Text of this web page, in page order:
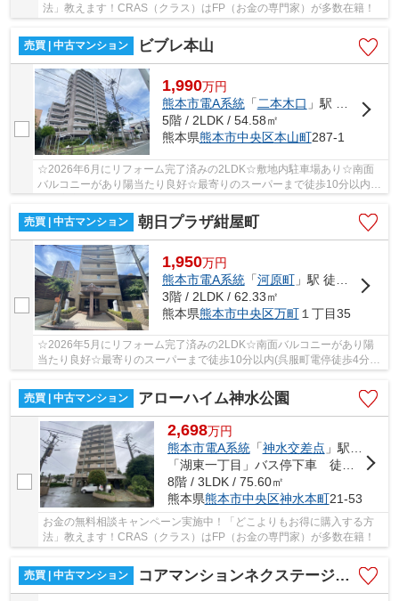
法」教えます！CRAS（クラス）はFP（お金の専門家）が多数在籍！
売買 | 中古マンション ビブレ本山
1,990万円
熊本市電A系統「二本木口 」駅 徒歩16分
5階 / 2LDK / 54.58㎡
熊本県熊本市中央区本山町287-1
☆2026年6月にリフォーム完了済みの2LDK☆敷地内駐車場あり☆南面
バルコニーがあり陽当たり良好☆最寄りのスーパーまで徒歩10分以内☆
売買 | 中古マンション
朝日プラザ紺屋町
1,950万円
熊本市電A系統「河原町」駅 徒歩4分
3階 / 2LDK / 62.33㎡
熊本県熊本市中央区万町１丁目35
☆2026年5月にリフォーム完了済みの2LDK☆南面バルコニーがあり陽
当たり良好☆最寄りのスーパーまで徒歩10分以内(呉服町電停徒歩4分)☆
売買 | 中古マンション
アローハイム神水公園
2,698万円
熊本市電A系統「神水交差点 」駅 徒歩3分
8階 / 3LDK / 75.60㎡
熊本県熊本市中央区神水本町21-53
お金の無料相談キャンペーン実施中！「どこよりもお得に購入する方
法」教えます！CRAS（クラス）はFP（お金の専門家）が多数在籍！
売買 | 中古マンション コアマンションネクステージ下通